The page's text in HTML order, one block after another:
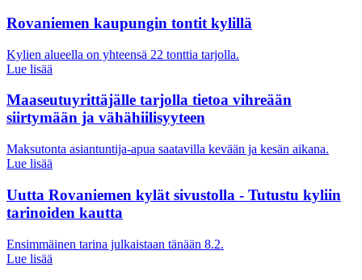
Rovaniemen kaupungin tontit kylillä
Kylien alueella on yhteensä 22 tonttia tarjolla.
Lue lisää
Maaseutuyrittäjälle tarjolla tietoa vihreään
siirtymään ja vähähiilisyyteen
Maksutonta asiantuntija-apua saatavilla kevään ja kesän aikana.
Lue lisää
Uutta Rovaniemen kylät sivustolla - Tutustu kyliin
tarinoiden kautta
Ensimmäinen tarina julkaistaan tänään 8.2.
Lue lisää